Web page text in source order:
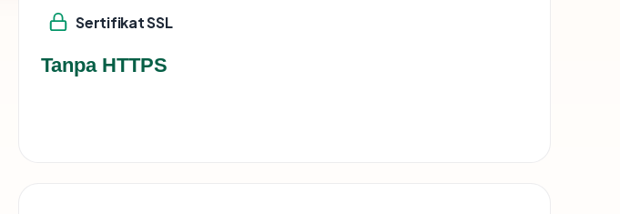
Sertifikat SSL
Tanpa HTTPS